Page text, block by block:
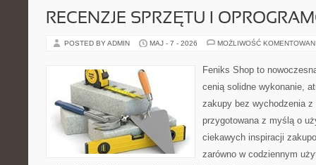
RECENZJE SPRZĘTU I
POSTED BY ADMIN MAJ - 7 - 2026 MOŻLIWOŚĆ
Feniks Shop to
cenią solidne wykonanie,
zakupy bez wychodzenia z
przygotowana z myślą o
ciekawych inspiracji
zarówno w codziennym